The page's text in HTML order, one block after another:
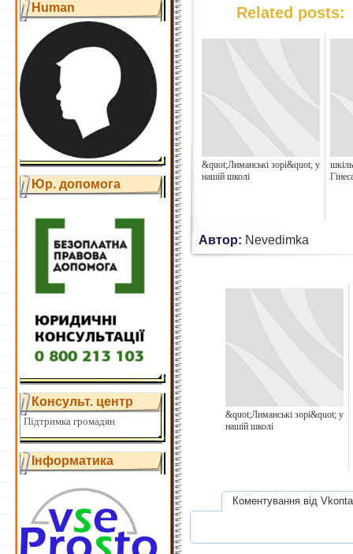
Human
Юр. допомога
Консульт. центр
Підтримка громадян
Інформатика
Related posts:
&quot;Лиманські зорі&quot; у
нашій школі
Автор: Nevedimka
&quot;Лиманські зорі&quot; у
нашій школі
Коментування від